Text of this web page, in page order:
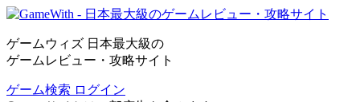
ゲームウィズ 日本最大級の
ゲームレビュー・攻略サイト
ゲーム検索 ログイン